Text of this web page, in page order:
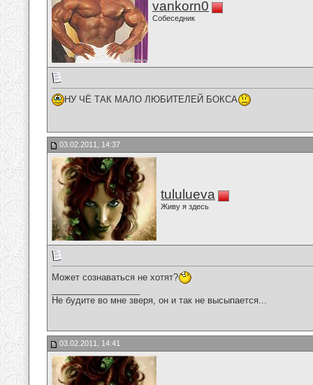
vankorn0
Собеседник
НУ ЧЁ ТАК МАЛО ЛЮБИТЕЛЕЙ БОКСА
03.02.2011, 14:37
tululueva
Живу я здесь
Может сознаваться не хотят?
Не будите во мне зверя, он и так не высыпается...
03.02.2011, 14:41